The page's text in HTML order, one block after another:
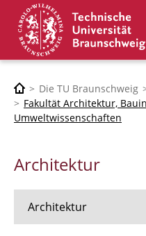
Die TU Braunschweig
Fakultät Architektur,
Umweltwissenschaften
Architektur
Architektur